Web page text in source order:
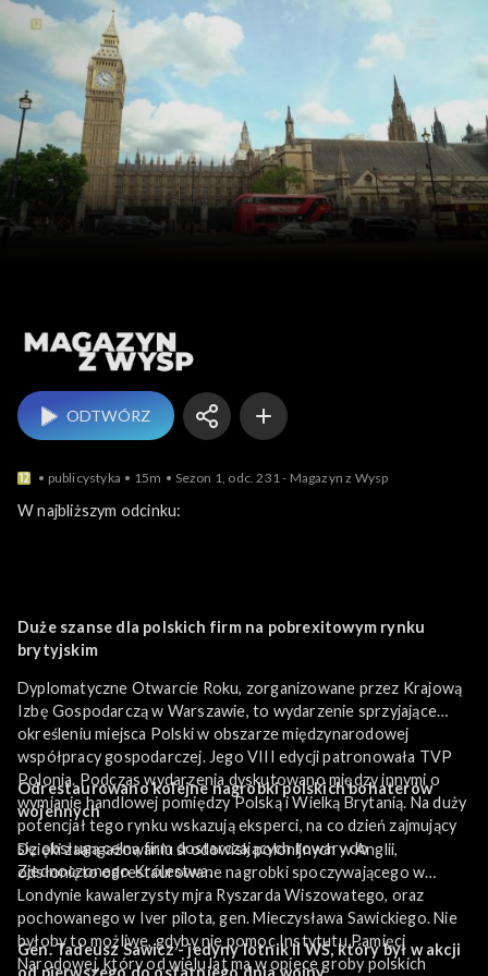
ODTWÓRZ
publicystyka 15m Sezon 1, odc. 231 - Magazyn z Wysp
W najbliższym odcinku:
Duże szanse dla polskich firm na pobrexitowym rynku
brytyjskim
Dyplomatyczne Otwarcie Roku, zorganizowane przez Krajową
Izbę Gospodarczą w Warszawie, to wydarzenie sprzyjające
określeniu miejsca Polski w obszarze międzynarodowej
współpracy gospodarczej. Jego VIII edycji patronowała TVP
Polonia. Podczas wydarzenia dyskutowano między innymi o
wymianie handlowej pomiędzy Polską i Wielką Brytanią. Na duży
potencjał tego rynku wskazują eksperci, na co dzień zajmujący
się obsługą celną firm dostarczających towary do
Zjednoczonego Królestwa.
Odrestaurowano kolejne nagrobki polskich bohaterów
wojennych
Dzięki zaangażowaniu środowisk polonijnych w Anglii,
odsłonięto odrestaurowane nagrobki spoczywającego w
Londynie kawalerzysty mjra Ryszarda Wiszowatego, oraz
pochowanego w Iver pilota, gen. Mieczysława Sawickiego. Nie
byłoby to możliwe, gdyby nie pomoc Instytutu Pamięci
Narodowej, który od wielu lat ma w opiece groby polskich
Gen. Tadeusz Sawicz - jedyny lotnik II WŚ, który był w akcji
od pierwszego do ostatniego dnia wojny